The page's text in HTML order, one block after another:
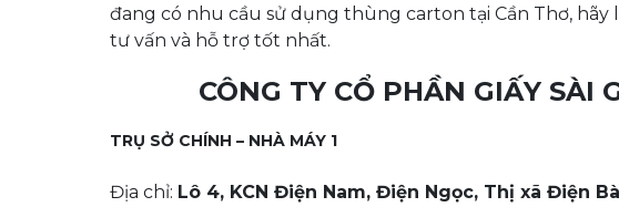
đang có nhu cầu sử dụng thùng carton tại Cần Thơ, hãy
tư vấn và hỗ trợ tốt nhất.
CÔNG TY CỔ PHẦN GIẤY SÀI
TRỤ SỞ CHÍNH – NHÀ MÁY 1
Địa chỉ: Lô 4, KCN Điện Nam, Điện Ngọc, Thị xã Điện